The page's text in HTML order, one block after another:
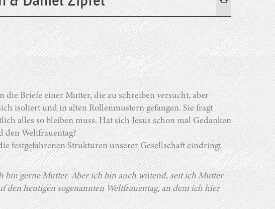
die Briefe einer Mutter, die zu schreiben versucht, aber
isoliert und in alten Rollenmustern gefangen. Sie fragt
alles so bleiben muss. Hat sich Jesus schon mal Gedanken
den Weltfrauentag?
festgefahrenen Strukturen unserer Gesellschaft eindringt
gerne Mutter. Aber ich bin auch wütend, seit ich Mutter
heutigen sogenannten Weltfrauentag, an dem ich hier